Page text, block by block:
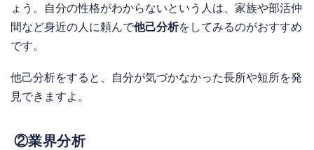
ょう。自分の性格がわからないという人は、家族や部活仲
間など身近の人に頼んで他己分析をしてみるのがおすすめ
です。
他己分析をすると、自分が気づかなかった長所や短所を発
見できますよ。
②業界分析